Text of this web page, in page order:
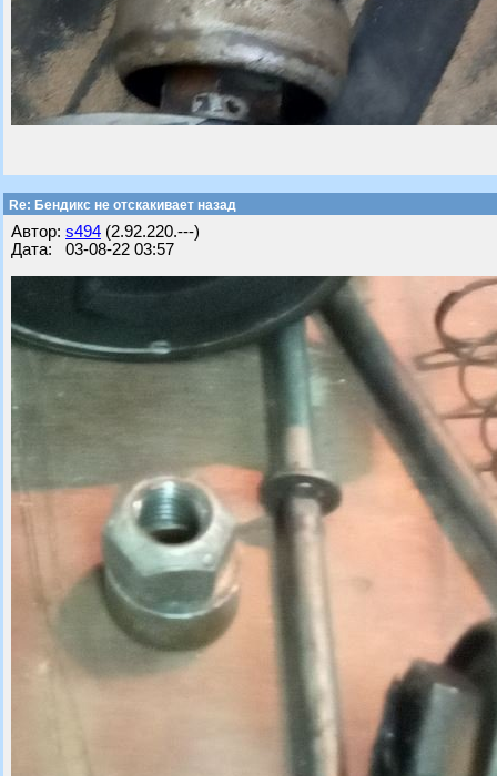
Re: Бендикс не отскакивает назад
Автор: s494 (2.92.220.---)
Дата: 03-08-22 03:57